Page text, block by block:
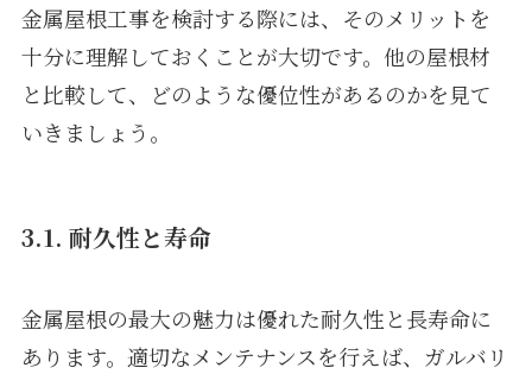
金属屋根工事を検討する際には、そのメリットを
十分に理解しておくことが大切です。他の屋根材
と比較して、どのような優位性があるのかを見て
いきましょう。
3.1. 耐久性と寿命
金属屋根の最大の魅力は優れた耐久性と長寿命に
あります。適切なメンテナンスを行えば、ガルバリ